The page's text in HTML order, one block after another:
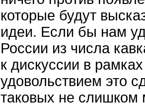
которые будут
идеи. Если бы нам
России из числа
к дискуссии в
удовольствием это
таковых не слишком